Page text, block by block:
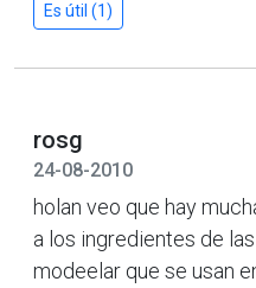
Es útil (1)
rosg
24-08-2010
holan veo que hay
a los ingredientes de
modeelar que se usan